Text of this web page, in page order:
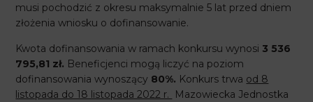
musi pochodzić z okresu maksymalnie 5 lat przed dniem
złożenia wniosku o dofinansowanie.
Kwota dofinansowania w ramach konkursu wynosi 3 536
795,81 zł. Beneficjenci mogą liczyć na poziom
dofinansowania wynoszący 80%. Konkurs trwa od 8
listopada do 18 listopada 2022 r.
Mazowiecka Jednostka